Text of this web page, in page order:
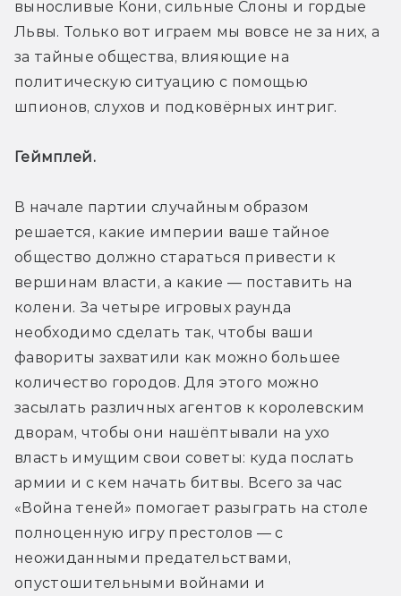
выносливые Кони, сильные Слоны и гордые
Львы. Только вот играем мы вовсе не за них, а
за тайные общества, влияющие на
политическую ситуацию с помощью
шпионов, слухов и подковёрных интриг.
Геймплей.
В начале партии случайным образом
решается, какие империи ваше тайное
общество должно стараться привести к
вершинам власти, а какие — поставить на
колени. За четыре игровых раунда
необходимо сделать так, чтобы ваши
фавориты захватили как можно большее
количество городов. Для этого можно
засылать различных агентов к королевским
дворам, чтобы они нашёптывали на ухо
власть имущим свои советы: куда послать
армии и с кем начать битвы. Всего за час
«Война теней» помогает разыграть на столе
полноценную игру престолов — с
неожиданными предательствами,
опустошительными войнами и